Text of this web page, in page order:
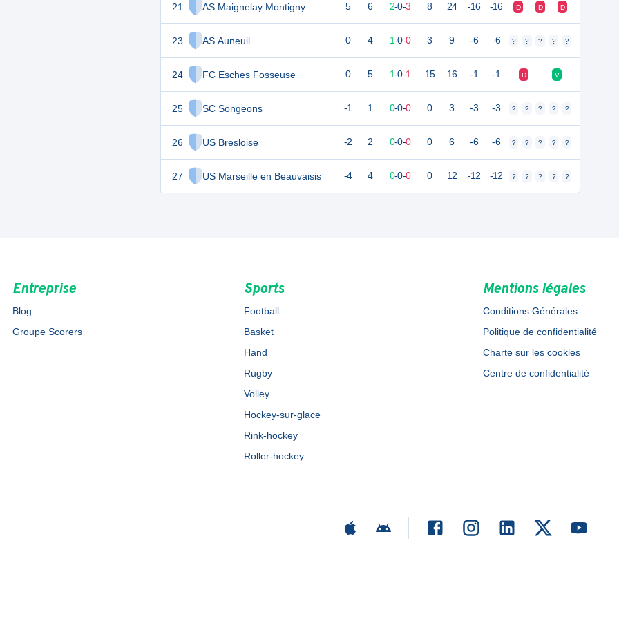
21 AS Maignelay Montigny
23 AS Auneuil
24 FC Esches Fosseuse
25 SC Songeons
26 US Bresloise
27 US Marseille en Beauvaisis
5 6 2-0-3 8 24 -16 -16 D D D
0 4 1-0-0 3 9 -6 -6 ? ? ? ? ?
0 5 1-0-1 15 16 -1 -1 D V
-1 1 0-0-0 0 3 -3 -3 ? ? ? ? ?
-2 2 0-0-0 0 6 -6 -6 ? ? ? ? ?
-4 4 0-0-0 0 12 -12 -12 ? ? ? ? ?
Entreprise
Blog
Groupe Scorers
Sports
Football
Basket
Hand
Rugby
Volley
Hockey-sur-glace
Rink-hockey
Roller-hockey
Mentions légales
Conditions Générales
Politique de confidentialité
Charte sur les cookies
Centre de confidentialité